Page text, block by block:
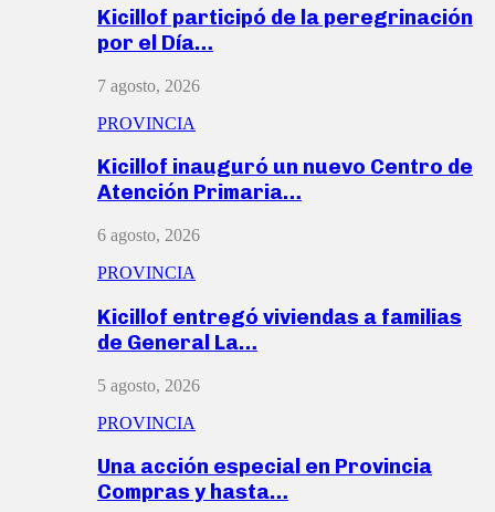
Kicillof participó de la peregrinación
por el Día…
7 agosto, 2026
PROVINCIA
Kicillof inauguró un nuevo Centro de
Atención Primaria…
6 agosto, 2026
PROVINCIA
Kicillof entregó viviendas a familias
de General La…
5 agosto, 2026
PROVINCIA
Una acción especial en Provincia
Compras y hasta…